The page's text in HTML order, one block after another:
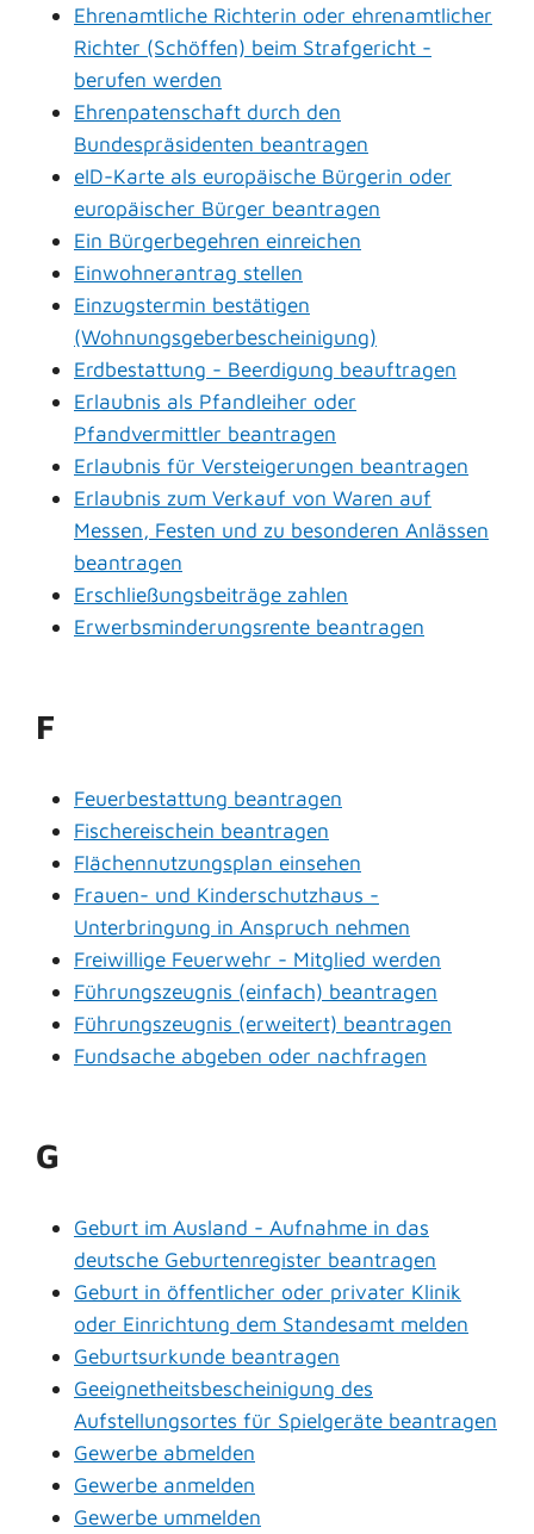
Ehrenamtliche Richterin oder ehrenamtlicher
Richter (Schöffen) beim Strafgericht -
berufen werden
Ehrenpatenschaft durch den
Bundespräsidenten beantragen
eID-Karte als europäische Bürgerin oder
europäischer Bürger beantragen
Ein Bürgerbegehren einreichen
Einwohnerantrag stellen
Einzugstermin bestätigen
(Wohnungsgeberbescheinigung)
Erdbestattung - Beerdigung beauftragen
Erlaubnis als Pfandleiher oder
Pfandvermittler beantragen
Erlaubnis für Versteigerungen beantragen
Erlaubnis zum Verkauf von Waren auf
Messen, Festen und zu besonderen Anlässen
beantragen
Erschließungsbeiträge zahlen
Erwerbsminderungsrente beantragen
F
Feuerbestattung beantragen
Fischereischein beantragen
Flächennutzungsplan einsehen
Frauen- und Kinderschutzhaus -
Unterbringung in Anspruch nehmen
Freiwillige Feuerwehr - Mitglied werden
Führungszeugnis (einfach) beantragen
Führungszeugnis (erweitert) beantragen
Fundsache abgeben oder nachfragen
G
Geburt im Ausland - Aufnahme in das
deutsche Geburtenregister beantragen
Geburt in öffentlicher oder privater Klinik
oder Einrichtung dem Standesamt melden
Geburtsurkunde beantragen
Geeignetheitsbescheinigung des
Aufstellungsortes für Spielgeräte beantragen
Gewerbe abmelden
Gewerbe anmelden
Gewerbe ummelden